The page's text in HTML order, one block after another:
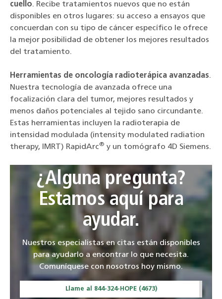
cuello. Recibe tratamientos nuevos que no están
disponibles en otros lugares: su acceso a ensayos que
concuerdan con su tipo de cáncer específico le ofrece
la mejor posibilidad de obtener los mejores resultados
del tratamiento.
Herramientas de oncología radioterápica avanzadas.
Nuestra tecnología de avanzada ofrece una
focalización clara del tumor, mejores resultados y
menos daños potenciales al tejido sano circundante.
Estas herramientas incluyen la radioterapia de
intensidad modulada (intensity modulated radiation
therapy, IMRT) RapidArc® y un tomógrafo 4D Siemens.
¿Alguna pregunta?
Estamos aquí para
ayudar.
Nuestros especialistas en citas están disponibles
para ayudarlo a encontrar lo que necesita.
Comuníquese con nosotros hoy mismo.
Llame al 844-324-HOPE (4673)